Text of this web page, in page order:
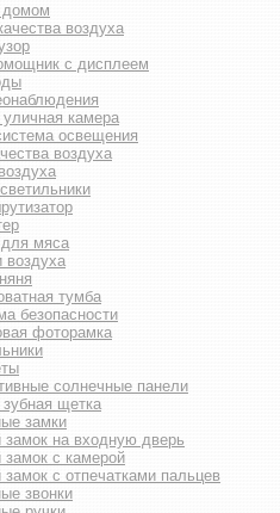
домом
воздуха
с дисплеем
камера
освещения
воздуха
мяса
воздуха
тумба
безопасности
фоторамка
солнечные панели
щетка
замки
на входную дверь
с камерой
с отпечатками пальцев
звонки